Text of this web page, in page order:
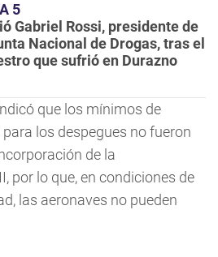
5
Gabriel Rossi, presidente de
Nacional de Drogas, tras el
que sufrió en Durazno
que los mínimos de
los despegues no fueron
de la
por lo que, en condiciones de
las aeronaves no pueden